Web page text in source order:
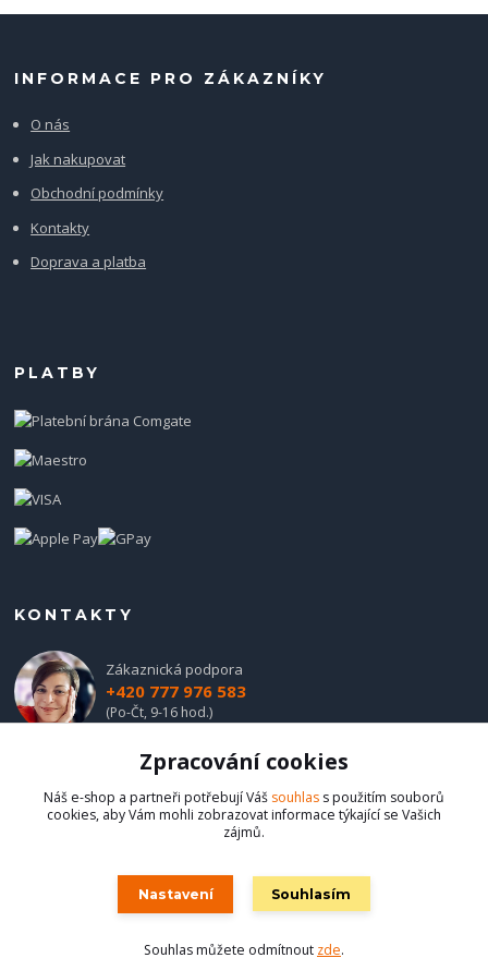
INFORMACE PRO ZÁKAZNÍKY
O nás
Jak nakupovat
Obchodní podmínky
Kontakty
Doprava a platba
PLATBY
KONTAKTY
Zákaznická podpora
+420 777 976 583
(Po-Čt, 9-16 hod.)
obchod@hadladla.cz
Zpracování cookies
Náš e-shop a partneři potřebují Váš souhlas s použitím souborů
cookies, aby Vám mohli zobrazovat informace týkající se Vašich
zájmů.
Nastavení Souhlasím
Souhlas můžete odmítnout zde.